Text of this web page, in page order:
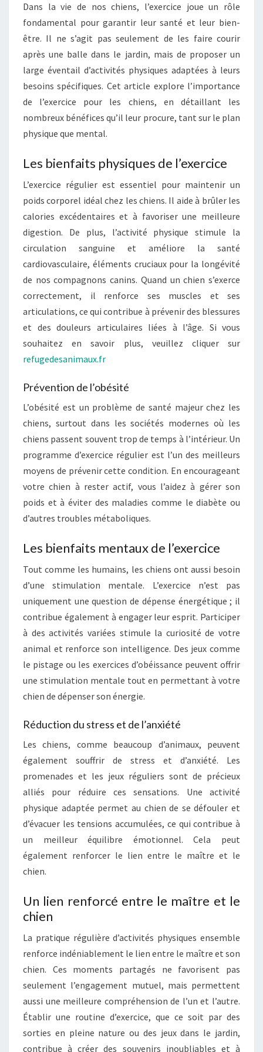
T
L
’
E
X
E
R
C
E
:
P
O
U
R
Q
U
O
I
C
’
C
R
U
C
I
A
L
P
U
R
L
E
U
R
S
A
N
T
A
I
R
E
Dans la vie de nos chiens, l’exercice joue un rôle
fondamental pour garantir leur santé et leur bien-
être. Il ne s’agit pas seulement de les faire courir
après une balle dans le jardin, mais de proposer un
large éventail d’activités physiques adaptées à leurs
besoins spécifiques. Cet article explore l’importance
de l’exercice pour les chiens, en détaillant les
nombreux bénéfices qu’il leur procure, tant sur le plan
physique que mental.
Les bienfaits physiques de l’exercice
L’exercice régulier est essentiel pour maintenir un
poids corporel idéal chez les chiens. Il aide à brûler les
calories excédentaires et à favoriser une meilleure
digestion. De plus, l’activité physique stimule la
circulation sanguine et améliore la santé
cardiovasculaire, éléments cruciaux pour la longévité
de nos compagnons canins. Quand un chien s’exerce
correctement, il renforce ses muscles et ses
articulations, ce qui contribue à prévenir des blessures
et des douleurs articulaires liées à l’âge. Si vous
souhaitez en savoir plus, veuillez cliquer sur
refugedesanimaux.fr
Prévention de l’obésité
L’obésité est un problème de santé majeur chez les
chiens, surtout dans les sociétés modernes où les
chiens passent souvent trop de temps à l’intérieur. Un
programme d’exercice régulier est l’un des meilleurs
moyens de prévenir cette condition. En encourageant
votre chien à rester actif, vous l’aidez à gérer son
poids et à éviter des maladies comme le diabète ou
d’autres troubles métaboliques.
Les bienfaits mentaux de l’exercice
Tout comme les humains, les chiens ont aussi besoin
d’une stimulation mentale. L’exercice n’est pas
uniquement une question de dépense énergétique ; il
contribue également à engager leur esprit. Participer
à des activités variées stimule la curiosité de votre
animal et renforce son intelligence. Des jeux comme
le pistage ou les exercices d’obéissance peuvent offrir
une stimulation mentale tout en permettant à votre
chien de dépenser son énergie.
Réduction du stress et de l’anxiété
Les chiens, comme beaucoup d’animaux, peuvent
également souffrir de stress et d’anxiété. Les
promenades et les jeux réguliers sont de précieux
alliés pour réduire ces sensations. Une activité
physique adaptée permet au chien de se défouler et
d’évacuer les tensions accumulées, ce qui contribue à
un meilleur équilibre émotionnel. Cela peut
également renforcer le lien entre le maître et le
chien.
Un lien renforcé entre le maître et le
chien
La pratique régulière d’activités physiques ensemble
renforce indéniablement le lien entre le maître et son
chien. Ces moments partagés ne favorisent pas
seulement l’engagement mutuel, mais permettent
aussi une meilleure compréhension de l’un et l’autre.
Établir une routine d’exercice, que ce soit par des
sorties en pleine nature ou des jeux dans le jardin,
contribue à créer des souvenirs inoubliables et à